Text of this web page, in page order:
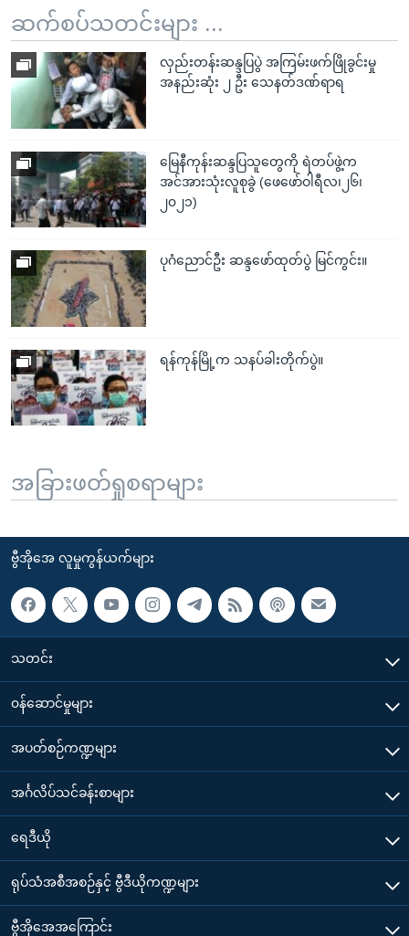
ဆက်စပ်သတင်းများ ...
လှည်းတန်းဆန္ဒပြပွဲ အကြမ်းဖက်ဖြိုခွင်းမှု
အနည်းဆုံး ၂ ဦး သေနတ်ဒဏ်ရာရ
မြေနီကုန်းဆန္ဒပြသူတွေကို ရဲတပ်ဖွဲ့က
အင်အားသုံးလူစုခွဲ (ဖေဖော်ဝါရီလ၊၂၆၊
၂၀၂၁)
ပုဂံညောင်ဦး ဆန္ဒဖော်ထုတ်ပွဲ မြင်ကွင်း။
ရန်ကုန်မြို့က သနပ်ခါးတိုက်ပွဲ။
အခြားဖတ်ရှုစရာများ
ဗွီအိုအေ လူမှုကွန်ယက်များ
သတင်း
၀န်ဆောင်မှုများ
အပတ်စဉ်ကဏ္ဍများ
အင်္ဂလိပ်သင်ခန်းစာများ
ရေဒီယို
ရုပ်သံအစီအစဉ်နှင့် ဗွီဒီယိုကဏ္ဍများ
ဗွီအိုအေအကြောင်း